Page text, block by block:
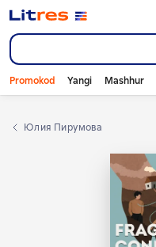
Promokod Yangi Mashhur
Юлия Пирумова